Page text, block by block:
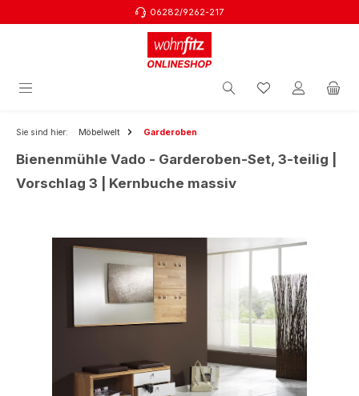
06282/9262-217
Sie sind hier: Möbelwelt Garderoben
Bienenmühle Vado - Garderoben-Set, 3-teilig |
Vorschlag 3 | Kernbuche massiv
Bildergalerie überspringen